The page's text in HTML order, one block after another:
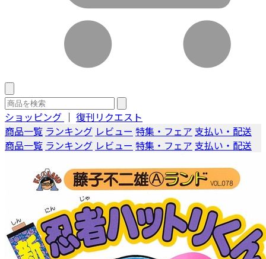
ショッピング ｜ 復刊リクエスト
商品一覧 ランキング レビュー 特集・フェア 支払い・配送
商品一覧 ランキング レビュー 特集・フェア 支払い・配送